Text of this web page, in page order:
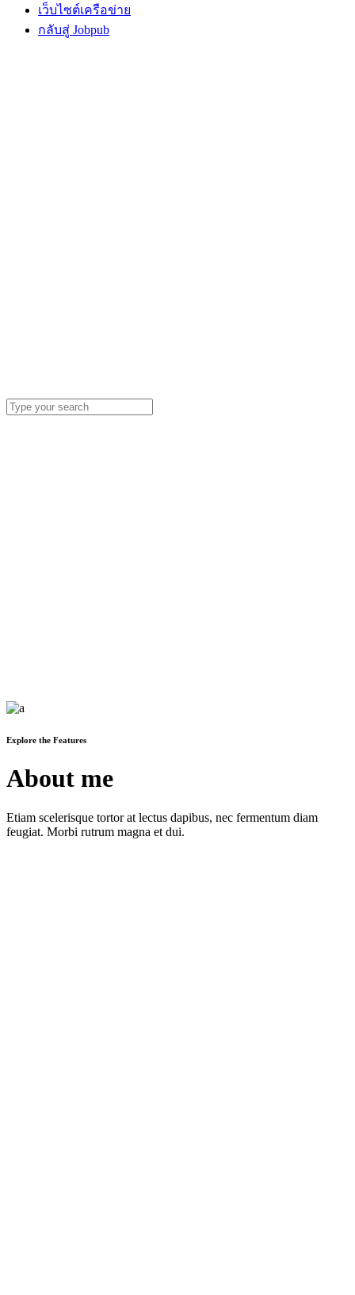
เว็บไซต์เครือข่าย
กลับสู่ Jobpub
Explore the Features
About me
Etiam scelerisque tortor at lectus dapibus, nec fermentum diam
feugiat. Morbi rutrum magna et dui.